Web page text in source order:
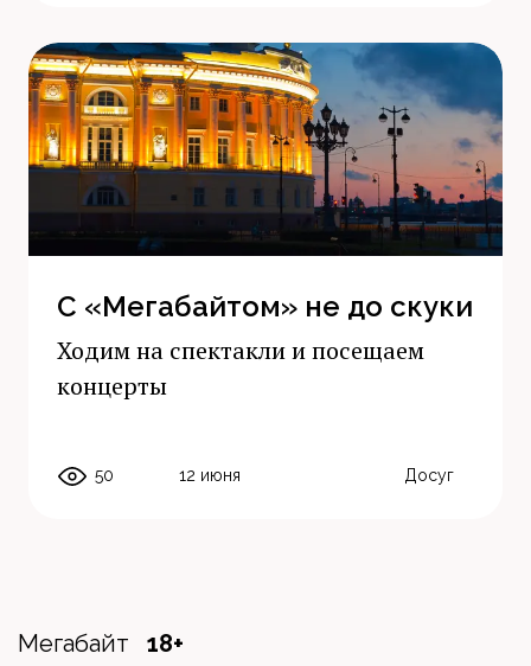
С «Мегабайтом» не до скуки
Ходим на спектакли и посещаем
концерты
50 12 июня Досуг
Мегабайт 18+